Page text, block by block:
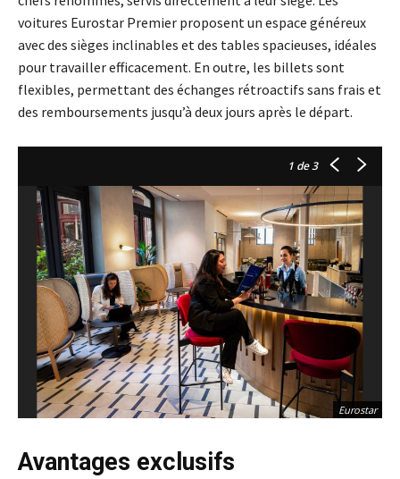
voitures Eurostar Premier proposent un espace généreux
avec des sièges inclinables et des tables spacieuses, idéales
pour travailler efficacement. En outre, les billets sont
flexibles, permettant des échanges rétroactifs sans frais et
des remboursements jusqu’à deux jours après le départ.
1 de 3
Eurostar
Avantages exclusifs